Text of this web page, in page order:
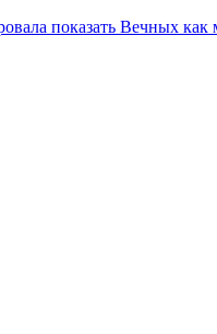
показать Вечных